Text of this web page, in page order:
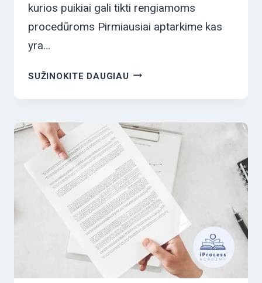
kurios puikiai gali tikti rengiamoms
procedūroms Pirmiausiai aptarkime kas
yra…
SUŽINOKITE DAUGIAUDARBUOTOJŲ
IR